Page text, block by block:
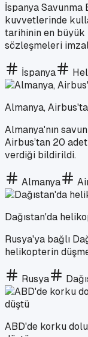
İspanya Savunma
kuvvetlerinde
tarihinin en büyük
sözleşmeleri
İspanya
Almanya,
Almanya'nın
Airbus’tan 20
verdiği bildirildi.
Almanya
Dağıstan'da
Rusya'ya bağlı
helikopterin
Rusya
ABD'de korku